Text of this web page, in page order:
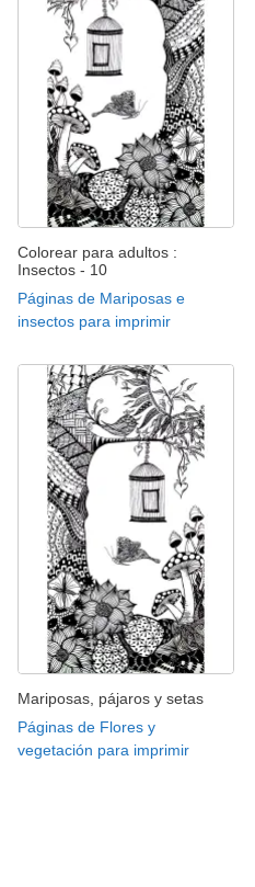
Colorear para adultos :
Insectos - 10
Páginas de Mariposas e
insectos para imprimir
Mariposas, pájaros y setas
Páginas de Flores y
vegetación para imprimir